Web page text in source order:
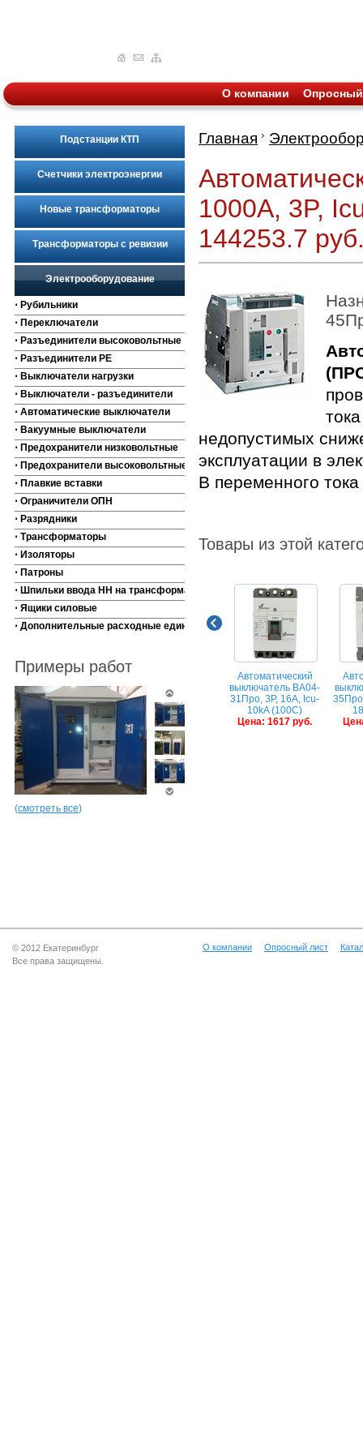
О компании
Подстанции КТП
Счетчики электроэнергии
Новые трансформаторы
Трансформаторы с ревизии
Электрооборудование
⋅ Рубильники
⋅ Переключатели
⋅ Разъединители высоковольтные
⋅ Разъединители РЕ
⋅ Выключатели нагрузки
⋅ Выключатели - разъединители
⋅ Автоматические выключатели
⋅ Вакуумные выключатели
⋅ Предохранители низковольтные
⋅ Предохранители высоковольтные
⋅ Плавкие вставки
⋅ Ограничители ОПН
⋅ Разрядники
⋅ Трансформаторы
⋅ Изоляторы
⋅ Патроны
⋅ Шпильки ввода НН на трансформаторы
⋅ Ящики силовые
⋅ Дополнительные расходные единицы
Примеры работ
(смотреть все)
Главная
1000A, 3P,
144253.7
недопустимых
эксплуатации в
В переменного
Товары из этой
Автоматический
выключатель ВА04-
31Про, 3P, 16A, Icu-
10kA (100C)
Цена: 1617 руб.
© 2012 Екатеринбург
Все права защищены.
О компании Опросный лист